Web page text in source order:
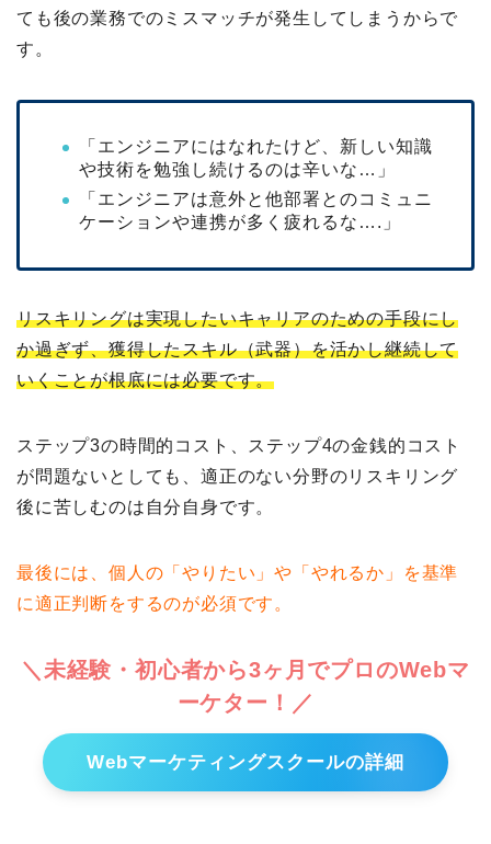
ても後の業務でのミスマッチが発生してしまうからで
す。
「エンジニアにはなれたけど、新しい知識
や技術を勉強し続けるのは辛いな…」
「エンジニアは意外と他部署とのコミュニ
ケーションや連携が多く疲れるな….」
リスキリングは実現したいキャリアのための手段にし
か過ぎず、獲得したスキル（武器）を活かし継続して
いくことが根底には必要です。
ステップ3の時間的コスト、ステップ4の金銭的コスト
が問題ないとしても、適正のない分野のリスキリング
後に苦しむのは自分自身です。
最後には、個人の「やりたい」や「やれるか」を基準
に適正判断をするのが必須です。
＼未経験・初心者から3ヶ月でプロのWebマ
ーケター！／
Webマーケティングスクールの詳細